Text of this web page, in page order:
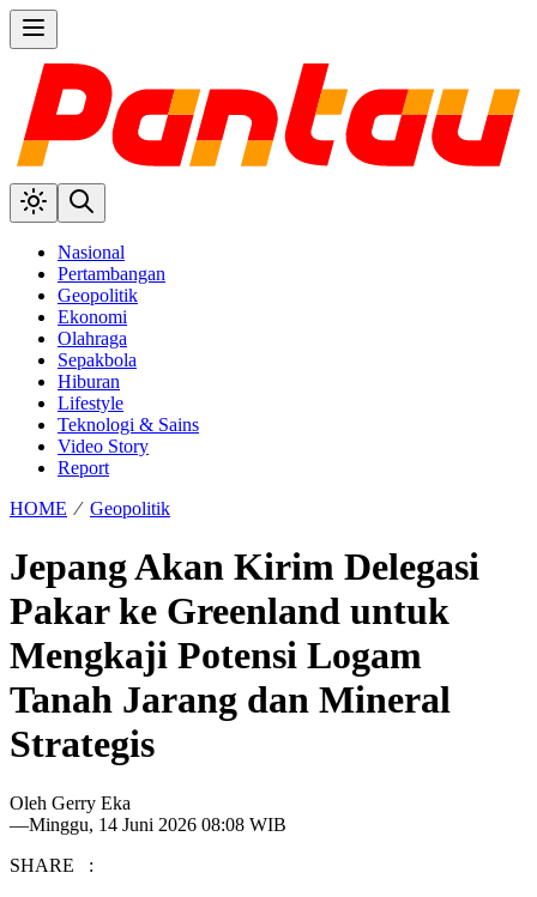
Nasional
Pertambangan
Geopolitik
Ekonomi
Olahraga
Sepakbola
Hiburan
Lifestyle
Teknologi & Sains
Video Story
Report
HOME ⁄ Geopolitik
Jepang Akan Kirim Delegasi
Pakar ke Greenland untuk
Mengkaji Potensi Logam
Tanah Jarang dan Mineral
Strategis
Oleh Gerry Eka
—Minggu, 14 Juni 2026 08:08 WIB
SHARE :